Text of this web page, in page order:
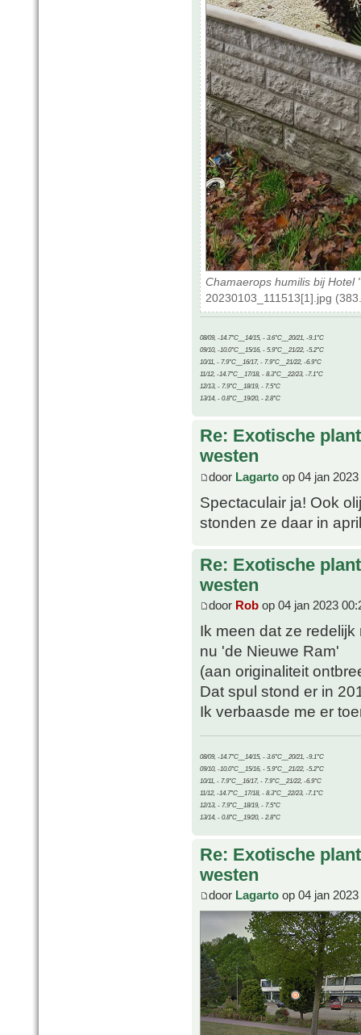
Chamaerops humilis bij Hotel
20230103_111513[1].jpg
08/09, -14.7°C__14/15, - 3.6°C__20/21, -9.1°C
09/10, -10.0°C__15/16, - 5.9°C__21/22, -5.2°C
10/11, - 7.9°C__16/17, - 7.9°C__21/22, -6.9°C
11/12, -14.7°C__17/18, - 8.3°C__22/23, -7.1°C
12/13, - 7.9°C__18/19, - 7.5°C
13/14, - 0.8°C__19/20, - 2.8°C
Re: Exotische
westen
door Lagarto op 04 jan
Spectaculair ja! Ook
stonden ze daar in
Re: Exotische
westen
door Rob op 04 jan 2023
Ik meen dat ze
nu 'de Nieuwe Ram'
(aan originaliteit
Dat spul stond er in
Ik verbaasde me er
08/09, -14.7°C__14/15, - 3.6°C__20/21, -9.1°C
09/10, -10.0°C__15/16, - 5.9°C__21/22, -5.2°C
10/11, - 7.9°C__16/17, - 7.9°C__21/22, -6.9°C
11/12, -14.7°C__17/18, - 8.3°C__22/23, -7.1°C
12/13, - 7.9°C__18/19, - 7.5°C
13/14, - 0.8°C__19/20, - 2.8°C
Re: Exotische
westen
door Lagarto op 04 jan